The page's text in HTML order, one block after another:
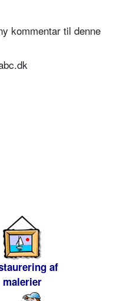
kommentar til denne
af
malerier